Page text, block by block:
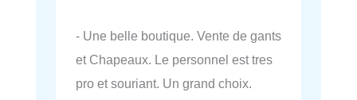
- Une belle boutique. Vente de gants
et Chapeaux. Le personnel est tres
pro et souriant. Un grand choix.